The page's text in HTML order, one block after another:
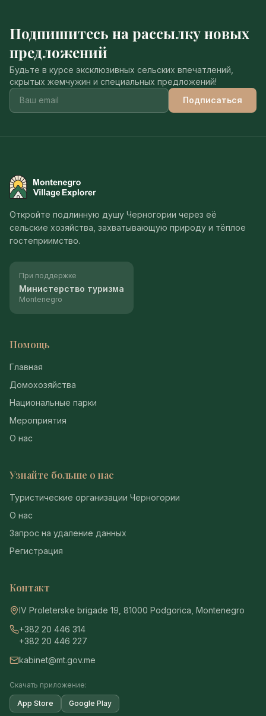
Подпишитесь на рассылку новых
предложений
Будьте в курсе эксклюзивных сельских впечатлений,
скрытых жемчужин и специальных предложений!
Подписаться
Montenegro Village Explorer
Откройте подлинную душу Черногории через её
сельские хозяйства, захватывающую природу и тёплое
гостеприимство.
При поддержке
Министерство туризма
Montenegro
Помощь
Главная
Домохозяйства
Национальные парки
Мероприятия
О нас
Узнайте больше о нас
Туристические организации Черногории
О нас
Запрос на удаление данных
Регистрация
Контакт
IV Proleterske brigade 19, 81000 Podgorica, Montenegro
+382 20 446 314
+382 20 446 227
kabinet@mt.gov.me
Скачать приложение:
App Store Google Play